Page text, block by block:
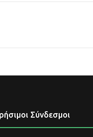
Σύνδεσμοι